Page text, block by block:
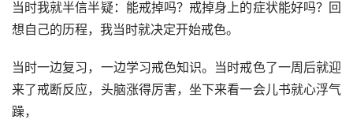
当时我就半信半疑：能戒掉吗？戒掉身上的症状能好吗？回
想自己的历程，我当时就决定开始戒色。
当时一边复习，一边学习戒色知识。当时戒色了一周后就迎
来了戒断反应，头脑涨得厉害，坐下来看一会儿书就心浮气
躁，